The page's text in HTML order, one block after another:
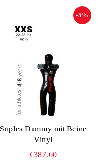
Suples Dummy mit Beine
Vinyl
-5%
€387.60